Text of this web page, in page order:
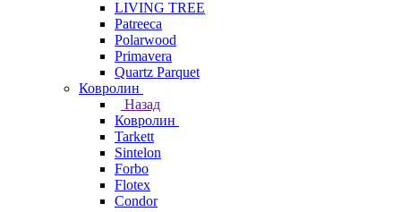
LIVING TREE
Patreeca
Polarwood
Primavera
Quartz Parquet
Ковролин
Назад
Ковролин
Tarkett
Sintelon
Forbo
Flotex
Condor